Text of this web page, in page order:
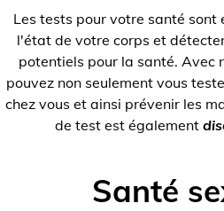
Les tests pour votre santé sont
l'état de votre corps et
potentiels pour la santé. Avec
pouvez non seulement vous
chez vous et ainsi prévenir les
de test est également
Santé